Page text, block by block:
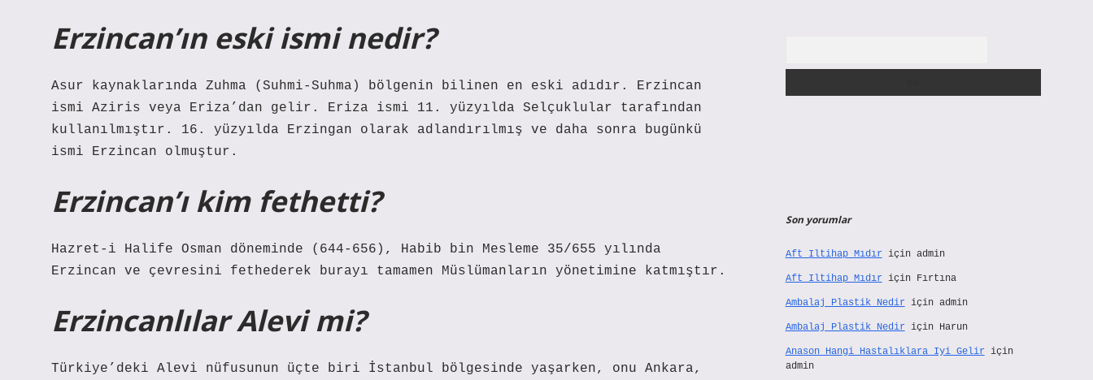
Erzincan’ın eski ismi nedir?
Asur kaynaklarında Zuhma (Suhmi-Suhma) bölgenin bilinen en eski adıdır. Erzincan
ismi Aziris veya Eriza’dan gelir. Eriza ismi 11. yüzyılda Selçuklular tarafından
kullanılmıştır. 16. yüzyılda Erzingan olarak adlandırılmış ve daha sonra bugünkü
ismi Erzincan olmuştur.
Erzincan’ı kim fethetti?
Hazret-i Halife Osman döneminde (644-656), Habib bin Mesleme 35/655 yılında
Erzincan ve çevresini fethederek burayı tamamen Müslümanların yönetimine katmıştır.
Erzincanlılar Alevi mi?
Türkiye’deki Alevi nüfusunun üçte biri İstanbul bölgesinde yaşarken, onu Ankara,
Son yorumlar
Aft Iltihap Mıdır için admin
Aft Iltihap Mıdır için Fırtına
Ambalaj Plastik Nedir için admin
Ambalaj Plastik Nedir için Harun
Anason Hangi Hastalıklara Iyi Gelir için
admin